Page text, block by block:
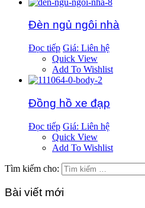
Đèn ngủ ngôi nhà
Đọc tiếp Giá: Liên hệ
Quick View
Add To Wishlist
Đồng hồ xe đạp
Đọc tiếp Giá: Liên hệ
Quick View
Add To Wishlist
Tìm kiếm cho:
Bài viết mới